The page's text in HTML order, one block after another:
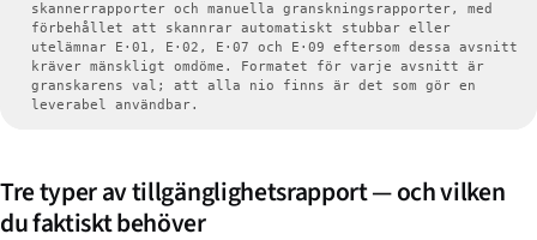
skannerrapporter och manuella granskningsrapporter, med
förbehållet att skannrar automatiskt stubbar eller
utelämnar E·01, E·02, E·07 och E·09 eftersom dessa avsnitt
kräver mänskligt omdöme. Formatet för varje avsnitt är
granskarens val; att alla nio finns är det som gör en
leverabel användbar.
Tre typer av tillgänglighetsrapport — och vilken
du faktiskt behöver